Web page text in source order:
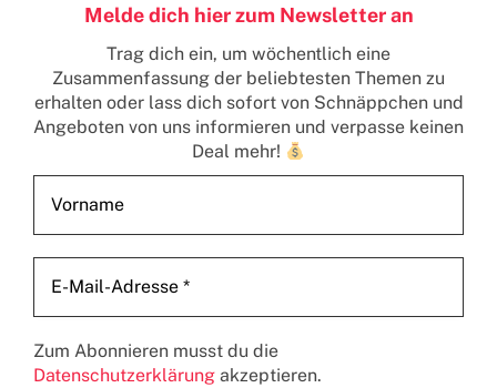
Melde dich hier zum Newsletter an
Trag dich ein, um wöchentlich eine
Zusammenfassung der beliebtesten Themen zu
erhaltenoder lass dich sofort von Schnäppchen und
Angeboten von uns informieren und verpasse keinen
Deal mehr!
Zum Abonnieren musst du die
Datenschutzerklärung akzeptieren.